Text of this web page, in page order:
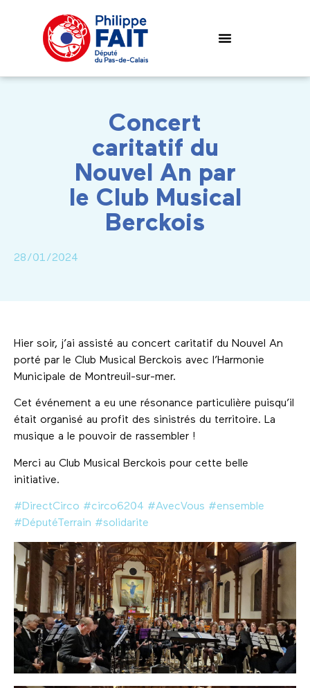
Concert
caritatif du
Nouvel An par
le Club Musical
Berckois
28/01/2024
Hier soir, j’ai assisté au concert caritatif du Nouvel An
porté par le Club Musical Berckois avec l’Harmonie
Municipale de Montreuil-sur-mer.
Cet événement a eu une résonance particulière puisqu’il
était organisé au profit des sinistrés du territoire. La
musique a le pouvoir de rassembler !
Merci au Club Musical Berckois pour cette belle
initiative.
#DirectCirco #circo6204 #AvecVous #ensemble
#DéputéTerrain #solidarite